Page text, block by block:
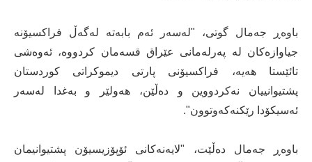
باوەڕ جەمال گوتی، "لەسەر ئەم بابەتە لەگەڵ فراکسیۆنە
جیاوازەکان لە پەرلەمانی عێراق قسەمان کردووە، ئەوەشی
تائێستا هەیە، فراکسیۆنی پارتی دیموکراتی کوردستان
پشتیوانییان نەکردووین و دەڵێن، هەولێر و بەغدا لەسەر
ئەسیکۆدا رێکنەکەوتوون".
باوەڕ جەمال دەڵێت، "لایەنەکانی ئۆپۆزیسیۆن پشتیوانیمان